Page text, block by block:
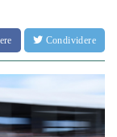
Condividere